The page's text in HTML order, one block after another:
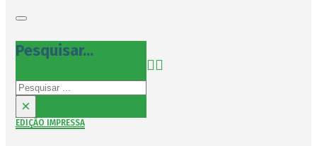
Pesquisar...
Pesquisar
×
EDIÇÃO IMPRESSA